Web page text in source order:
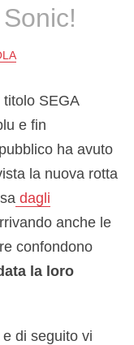
SEGA
e fin
ha avuto
la nuova rotta
dagli
anche le
confondono
la loro
e di seguito vi